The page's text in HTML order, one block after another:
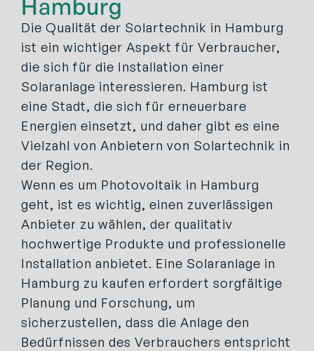
Hamburg
Die Qualität der Solartechnik in Hamburg
ist ein wichtiger Aspekt für Verbraucher,
die sich für die Installation einer
Solaranlage interessieren. Hamburg ist
eine Stadt, die sich für erneuerbare
Energien einsetzt, und daher gibt es eine
Vielzahl von Anbietern von Solartechnik in
der Region.
Wenn es um Photovoltaik in Hamburg
geht, ist es wichtig, einen zuverlässigen
Anbieter zu wählen, der qualitativ
hochwertige Produkte und professionelle
Installation anbietet. Eine Solaranlage in
Hamburg zu kaufen erfordert sorgfältige
Planung und Forschung, um
sicherzustellen, dass die Anlage den
Bedürfnissen des Verbrauchers entspricht